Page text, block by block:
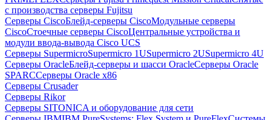
с производства серверы Fujitsu
Серверы CiscoБлейд-серверы CiscoМодульные серверы
CiscoСтоечные серверы CiscoЦентральные устройства и
модули ввода-вывода Cisco UCS
Серверы SupermicroSupermicro 1USupermicro 2USupermicro 4U
Серверы OracleБлейд-серверы и шасси OracleСерверы Oracle
SPARCСерверы Oracle x86
Серверы Crusader
Серверы Rikor
Серверы SITONICA и оборудование для сети